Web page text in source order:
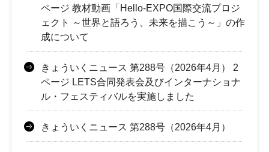
ページ 教材動画「Hello-EXPO国際交流プロジ
ェクト ～世界と語ろう、未来を描こう～」の作
成について
きょういくニュース 第288号（2026年4月） 2
ページ LETS合同発表会及びインターナショナ
ル・フェスティバルを実施しました
きょういくニュース 第288号（2026年4月）